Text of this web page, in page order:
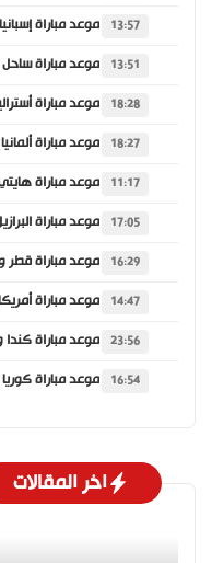
13:57
13:51
18:28
18:27
11:17
17:05
16:29
14:47
23:56
16:54
اخر المقالات